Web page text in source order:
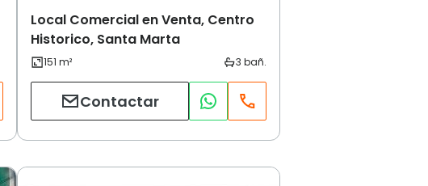
Local Comercial en Venta, Centro
Historico, Santa Marta
Contactar